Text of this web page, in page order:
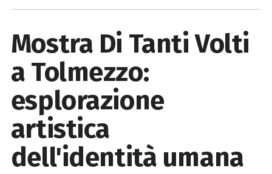
Mostra Di Tanti Volti
a Tolmezzo:
esplorazione
artistica
dell'identità umana